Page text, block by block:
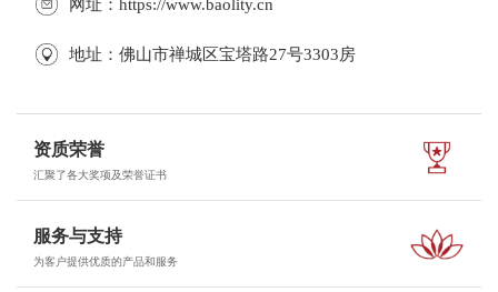
网址：https://www.baolity.cn
地址：佛山市禅城区宝塔路27号3303房
资质荣誉
汇聚了各大奖项及荣誉证书
服务与支持
为客户提供优质的产品和服务